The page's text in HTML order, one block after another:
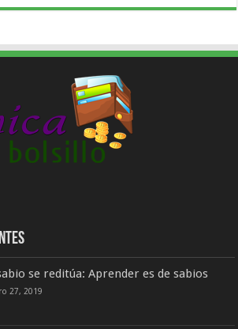
se reditúa: Aprender es de sabios
27, 2019